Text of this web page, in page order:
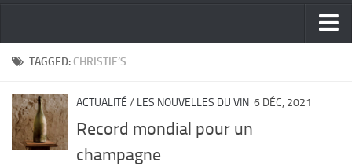
ACTUALITÉ
PORTRAITS
LIVRES
TAGGED: CHRISTIE’S
ACTUALITÉ / LES NOUVELLES DU VIN 6 DÉC, 2021
Record mondial pour un
champagne